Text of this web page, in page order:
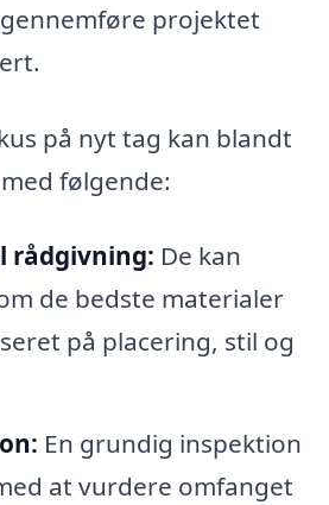
projektet
på nyt tag kan blandt
følgende:
rådgivning: De kan
de bedste materialer
på placering, stil og
En grundig inspektion
at vurdere omfanget